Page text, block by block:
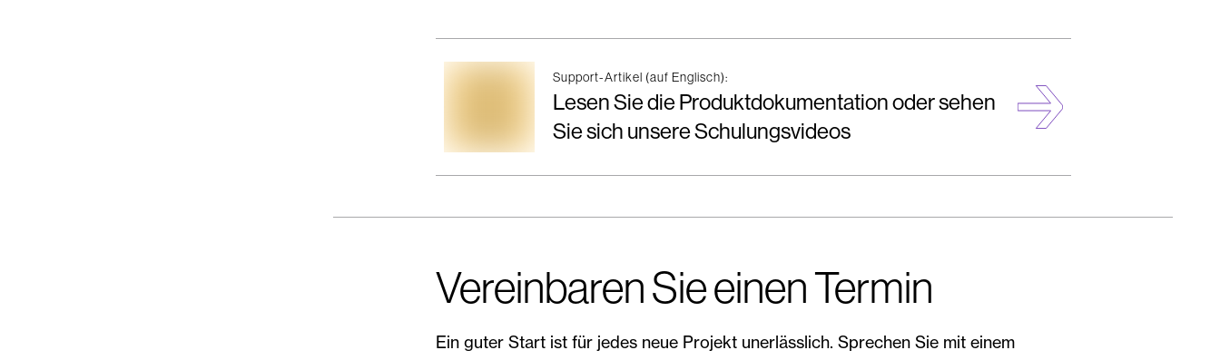
Support-Artikel (auf Englisch):
Lesen Sie die Produktdokumentation oder sehen
Sie sich unsere Schulungsvideos
Vereinbaren Sie einen Termin
Ein guter Start ist für jedes neue Projekt unerlässlich. Sprechen Sie mit einem